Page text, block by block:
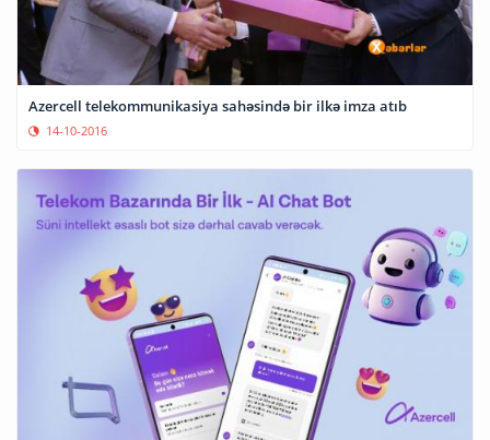
Azercell telekommunikasiya sahəsində bir ilkə imza atıb
14-10-2016